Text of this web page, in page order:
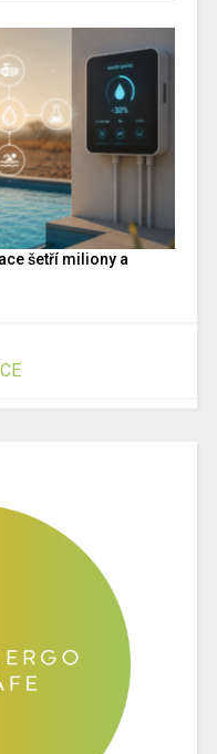
šetří miliony a